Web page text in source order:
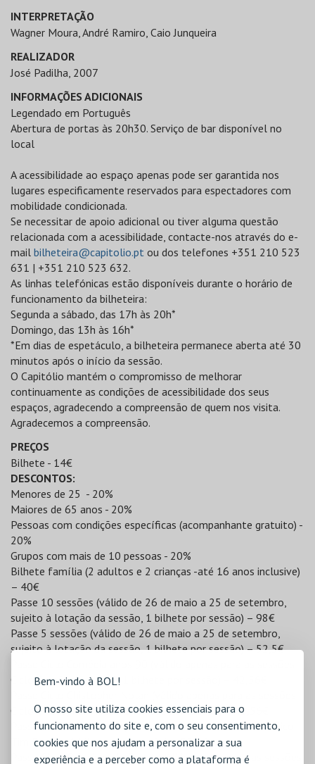
Bem-vindo à BOL!
O nosso site utiliza cookies essenciais para o
funcionamento do site e, com o seu consentimento,
cookies que nos ajudam a personalizar a sua
experiência e a perceber como a plataforma é
INTERPRETAÇÃO
Wagner Moura, André Ramiro, Caio Junqueira
REALIZADOR
José Padilha, 2007
INFORMAÇÕES ADICIONAIS
Legendado em Português
Abertura de portas às 20h30. Serviço de bar disponível no
local
A acessibilidade ao espaço apenas pode ser garantida nos
lugares especificamente reservados para espectadores com
mobilidade condicionada.
Se necessitar de apoio adicional ou tiver alguma questão
relacionada com a acessibilidade, contacte-nos através do e-
mail bilheteira@capitolio.pt ou dos telefones +351 210 523
631 | +351 210 523 632.
As linhas telefónicas estão disponíveis durante o horário de
funcionamento da bilheteira:
Segunda a sábado, das 17h às 20h*
Domingo, das 13h às 16h*
*Em dias de espetáculo, a bilheteira permanece aberta até 30
minutos após o início da sessão.
O Capitólio mantém o compromisso de melhorar
continuamente as condições de acessibilidade dos seus
espaços, agradecendo a compreensão de quem nos visita.
Agradecemos a compreensão.
PREÇOS
Bilhete - 14€
DESCONTOS:
Menores de 25 - 20%
Maiores de 65 anos - 20%
Pessoas com condições específicas (acompanhante gratuito) -
20%
Grupos com mais de 10 pessoas - 20%
Bilhete família (2 adultos e 2 crianças -até 16 anos inclusive)
– 40€
Passe 10 sessões (válido de 26 de maio a 25 de setembro,
sujeito à lotação da sessão, 1 bilhete por sessão) – 98€
Passe 5 sessões (válido de 26 de maio a 25 de setembro,
sujeito à lotação da sessão, 1 bilhete por sessão) – 52,5€
Ciclo Comédia anos 90, 1 bilhete por sessão) – 42,56€
Ciclo Chistopher Nolan, 1 bilhete por sessão) – 42,56€
Passe Clico Tim Burton (válido apenas para as sessões Clico
Tim Burton, 1 bilhete por sessão) – 52,5€
Passe Ciclo Clássicos do Brasil (válido apenas para as sessões